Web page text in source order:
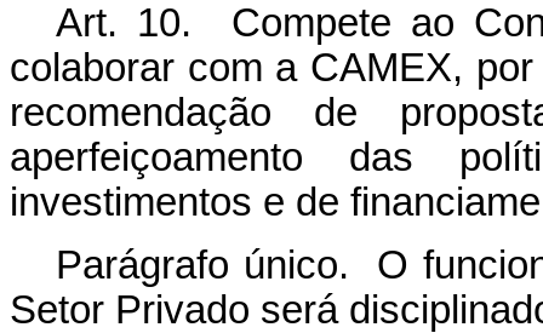
Art. 10. Compete ao
colaborar com a CAMEX,
recomendação de
aperfeiçoamento das
investimentos e de
Parágrafo único. O
Setor Privado será